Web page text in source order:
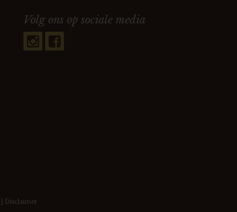
Volg ons op sociale media
Disclaimer